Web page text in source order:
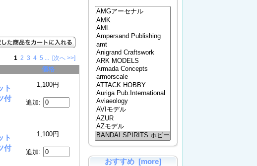
1 2 3 4 5 ... [次へ >>]
価格
ト
付
1,100円
追加:
ト
付
1,100円
追加:
おすすめ [more]